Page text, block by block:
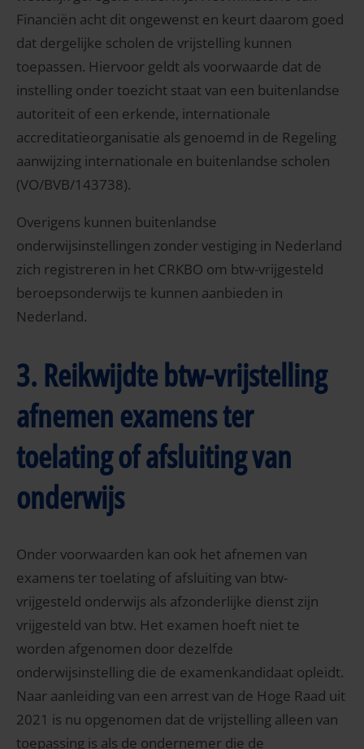
Financiën acht dit ongewenst en keurt daarom goed
dat dergelijke scholen de vrijstelling kunnen
toepassen. Hiervoor geldt als voorwaarde dat de
instelling onder toezicht staat van een buitenlandse
autoriteit of een erkende, internationale
accreditatieorganisatie als genoemd in de Regeling
aanwijzing internationale en buitenlandse scholen
(VO/BVB/143738).
Overigens kunnen buitenlandse
onderwijsinstellingen zonder vestiging in Nederland
zich registreren in het CRKBO om btw-vrijgesteld
beroepsonderwijs te kunnen aanbieden in
Nederland.
3. Reikwijdte btw-vrijstelling
afnemen examens ter
toelating of afsluiting van
onderwijs
Onder voorwaarden kan ook het afnemen van
examens ter toelating of afsluiting van btw-
vrijgesteld onderwijs als afzonderlijke dienst zijn
vrijgesteld van btw. Het examen hoeft niet te
worden afgenomen door dezelfde
onderwijsinstelling die de examenkandidaat opleidt.
Naar aanleiding van een arrest van de Hoge Raad uit
2021 is nu opgenomen dat de vrijstelling alleen van
toepassing is als de ondernemer die de